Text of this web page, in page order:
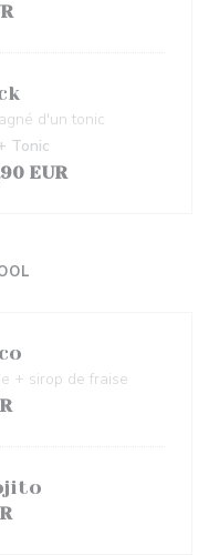
d'un tonic
EUR
Tonic
+ sirop de fraise